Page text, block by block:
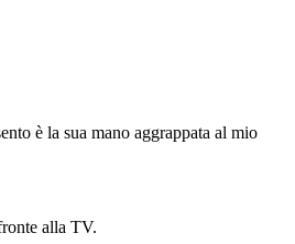
è la sua mano aggrappata al mio
alla TV.